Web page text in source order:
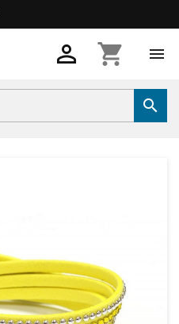
 shopping_cart 
